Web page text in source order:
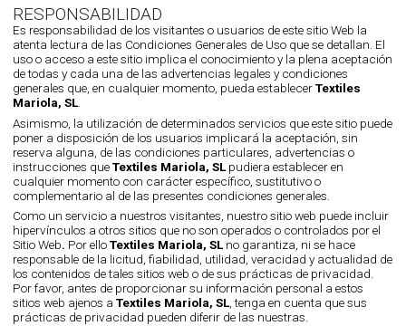
RESPONSABILIDAD
Es responsabilidad de los visitantes o usuarios de este sitio Web la
atenta lectura de las Condiciones Generales de Uso que se detallan. El
uso o acceso a este sitio implica el conocimiento y la plena aceptación
de todas y cada una de las advertencias legales y condiciones
generales que, en cualquier momento, pueda establecerTextiles
Mariola, SL.
Asimismo, la utilización de determinados servicios que este sitio puede
poner a disposición de los usuarios implicará la aceptación, sin
reserva alguna, de las condiciones particulares, advertencias o
instrucciones queTextiles Mariola, SLpudiera establecer en
cualquier momento con carácter específico, sustitutivo o
complementario al de las presentes condiciones generales.
Como un servicio a nuestros visitantes, nuestro sitio web puede incluir
hipervínculos a otros sitios que no son operados o controlados por el
Sitio Web. Por elloTextiles Mariola, SLno garantiza, ni se hace
responsable de la licitud, fiabilidad, utilidad, veracidad y actualidad de
los contenidos de tales sitios web o de sus prácticas de privacidad.
Por favor, antes de proporcionar su información personal a estos
sitios web ajenos a Textiles Mariola, SL, tenga en cuenta que sus
prácticas de privacidad pueden diferir de las nuestras.